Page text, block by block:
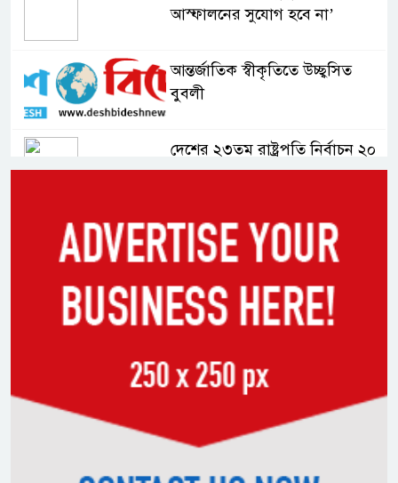
আস্ফালনের সুযোগ হবে না’
আন্তর্জাতিক স্বীকৃতিতে উচ্ছ্বসিত
বুবলী
দেশের ২৩তম রাষ্ট্রপতি নির্বাচন ২০
আগস্ট : ইসি
সিলেটে শিশু ফাহিমা হত্যা মামলায়
প্রধান আসামির মৃত্যুদণ্ড
ভারতের স্বাধীনতা দিবসকে ‘ইন্ডিয়া
ডে’ ঘোষণা যুক্তরাষ্ট্রের
তরুণদের আন্দোলনে মোদি সরকার